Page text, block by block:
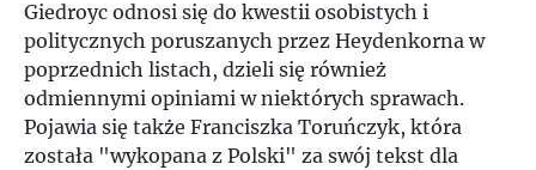
Giedroyc odnosi się do kwestii osobistych i
politycznych poruszanych przez Heydenkorna w
poprzednich listach, dzieli się również
odmiennymi opiniami w niektórych sprawach.
Pojawia się także Franciszka Toruńczyk, która
została "wykopana z Polski" za swój tekst dla